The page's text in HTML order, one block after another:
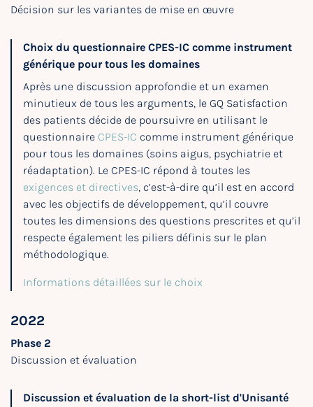
Décision sur les variantes de mise en œuvre
Choix du questionnaire CPES-IC comme instrument
générique pour tous les domaines
Après une discussion approfondie et un examen
minutieux de tous les arguments, le GQ Satisfaction
des patients décide de poursuivre en utilisant le
questionnaire CPES-IC comme instrument générique
pour tous les domaines (soins aigus, psychiatrie et
réadaptation). Le CPES-IC répond à toutes les
exigences et directives, c’est-à-dire qu’il est en accord
avec les objectifs de développement, qu’il couvre
toutes les dimensions des questions prescrites et qu’il
respecte également les piliers définis sur le plan
méthodologique.
Informations détaillées sur le choix
2022
Phase 2
Discussion et évaluation
Discussion et évaluation de la short-list d'Unisanté